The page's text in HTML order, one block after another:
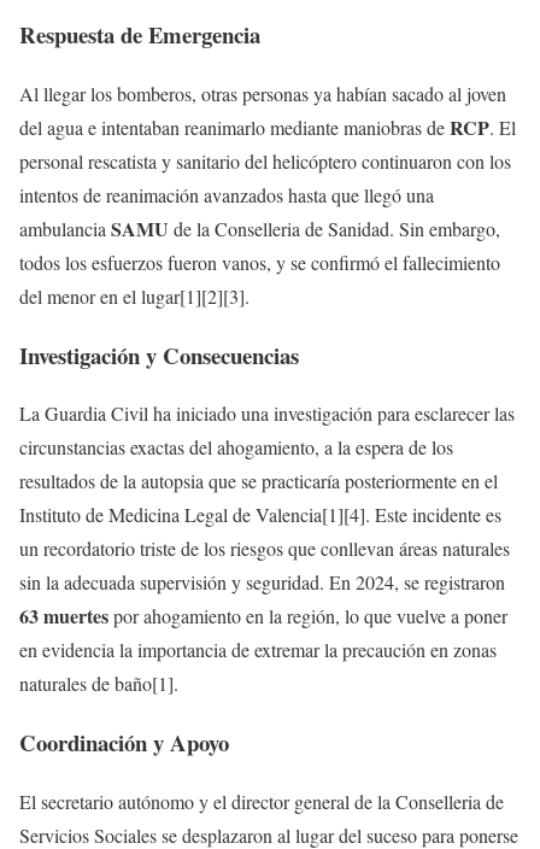
Respuesta de Emergencia
Al llegar los bomberos, otras personas ya habían sacado al joven
del agua e intentaban reanimarlo mediante maniobras deRCP. El
personal rescatista y sanitario del helicóptero continuaron con los
intentos de reanimación avanzados hasta que llegó una
ambulancia SAMU de la Conselleria de Sanidad. Sin embargo,
todos los esfuerzos fueron vanos, y se confirmó el fallecimiento
del menor en el lugar[1][2][3].
Investigación y Consecuencias
La Guardia Civil ha iniciado una investigación para esclarecer las
circunstancias exactas del ahogamiento, a la espera de los
resultados de la autopsia que se practicaría posteriormente en el
Instituto de Medicina Legal de Valencia[1][4]. Este incidente es
un recordatorio triste de los riesgos que conllevan áreas naturales
sin la adecuada supervisión y seguridad. En 2024, se registraron
63 muertespor ahogamiento en la región, lo que vuelve a poner
en evidencia la importancia de extremar la precaución en zonas
naturales de baño[1].
Coordinación y Apoyo
El secretario autónomo y el director general de la Conselleria de
Servicios Sociales se desplazaron al lugar del suceso para ponerse